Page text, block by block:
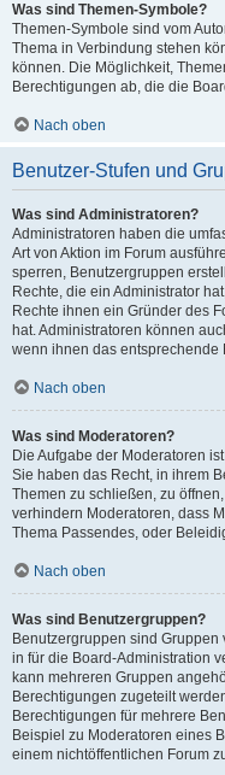
Was sind Themen-Symbole?
Themen-Symbole sind vom
Thema in Verbindung stehen
können. Die Möglichkeit,
Berechtigungen ab, die die
Nach oben
Benutzer-Stufen und
Was sind Administratoren?
Administratoren haben die
Art von Aktion im Forum
sperren, Benutzergruppen
Rechte, die ein Administrator
Rechte ihnen ein Gründer des
hat. Administratoren können
wenn ihnen das entsprechende
Nach oben
Was sind Moderatoren?
Die Aufgabe der Moderatoren
Sie haben das Recht, in ihrem
Themen zu schließen, zu
verhindern Moderatoren, dass
Thema Passendes, oder
Nach oben
Was sind Benutzergruppen?
Benutzergruppen sind
in für die Board-Administration
kann mehreren Gruppen
Berechtigungen zugeteilt
Berechtigungen für mehrere
Beispiel zu Moderatoren eines
einem nichtöffentlichen Forum